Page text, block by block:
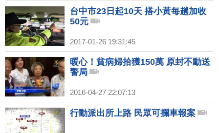
台中市23日起10天 搭小黃每趟加收
50元
2017-01-26 19:31:45
暖心！貧病婦拾獲150萬 原封不動送
警局
2016-04-27 22:07:13
行動派出所上路 民眾可攔車報案